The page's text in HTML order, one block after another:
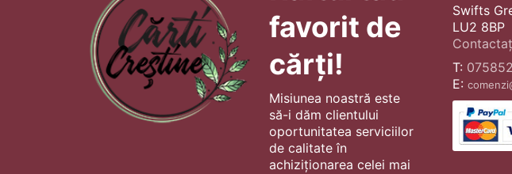
favorit de
cărți!
Misiunea noastră este
să-i dăm clientului
oportunitatea serviciilor
de calitate în
achiziționarea celei mai
Swifts
LU2 8BP
T:
E: